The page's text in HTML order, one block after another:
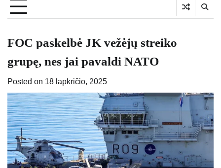
FOC paskelbė JK vežėjų streiko
grupę, nes jai pavaldi NATO
Posted on 18 lapkričio, 2025